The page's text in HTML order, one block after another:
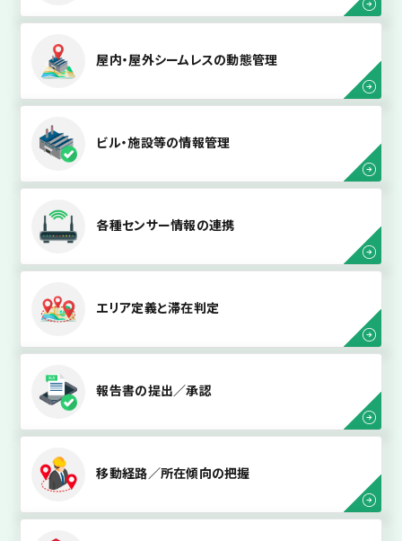
屋内・屋外シームレスの動態管理
ビル・施設等の情報管理
各種センサー情報の連携
エリア定義と滞在判定
報告書の提出／承認
移動経路／所在傾向の把握